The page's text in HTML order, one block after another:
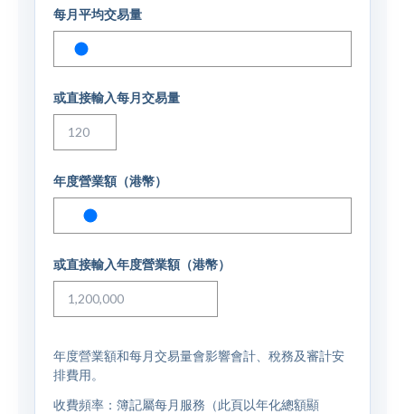
每月平均交易量
或直接輸入每月交易量
年度營業額（港幣）
或直接輸入年度營業額（港幣）
年度營業額和每月交易量會影響會計、稅務及審計安
排費用。
收費頻率：簿記屬每月服務（此頁以年化總額顯